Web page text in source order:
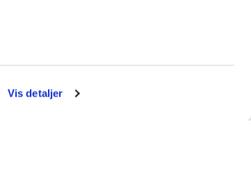
Vis detaljer